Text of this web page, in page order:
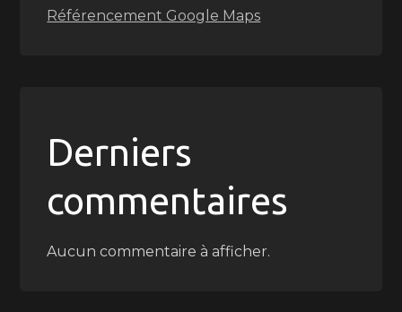
Référencement Google Maps
Derniers
commentaires
Aucun commentaire à afficher.